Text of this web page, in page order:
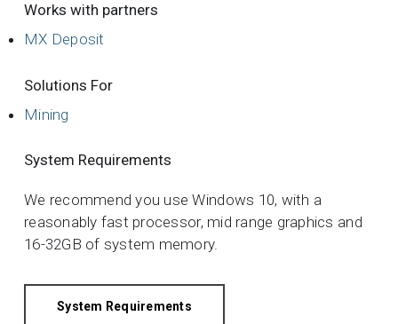
Works with partners
MX Deposit
Solutions For
Mining
System Requirements
We recommend you use Windows 10, with a
reasonably fast processor, mid range graphics and
16-32GB of system memory.
System Requirements